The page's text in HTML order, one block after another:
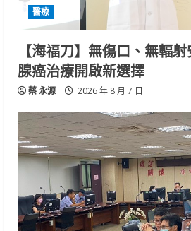
醫療
【海福刀】無傷口、無輻
腺癌治療開啟新選擇
蔡 永源 2026 年 8 月 7 日